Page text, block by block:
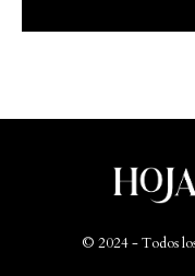
© 2024 - Todos